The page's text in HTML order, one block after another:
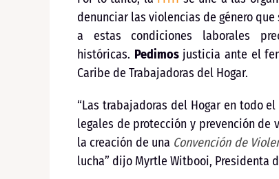
denunciar las violencias de género
a estas condiciones laborales
históricas. Pedimos justicia ante el
Caribe de Trabajadoras del Hogar.
“Las trabajadoras del Hogar en todo
legales de protección y prevención de
la creación de una Convención de
lucha” dijo Myrtle Witbooi, Presidenta